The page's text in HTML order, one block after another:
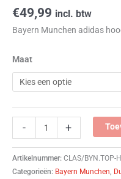
€49,99 incl. btw
Bayern Munchen adidas
Maat
- +
Artikelnummer: CLAS/BYN.TOP-
Categorieën: Bayern Munchen,